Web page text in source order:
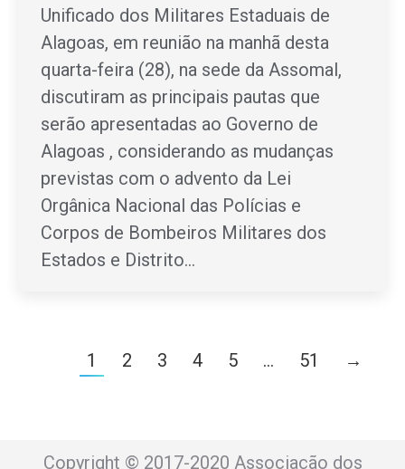
Unificado dos Militares Estaduais de
Alagoas, em reunião na manhã desta
quarta-feira (28), na sede da Assomal,
discutiram as principais pautas que
serão apresentadas ao Governo de
Alagoas , considerando as mudanças
previstas com o advento da Lei
Orgânica Nacional das Polícias e
Corpos de Bombeiros Militares dos
Estados e Distrito…
1 2 3 4 5 … 51 →
Copyright © 2017-2020 Associação dos